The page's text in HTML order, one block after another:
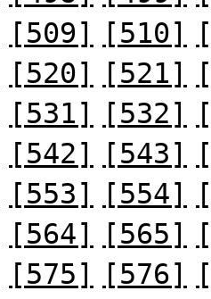
[509] [510]
[520] [521]
[531] [532]
[542] [543]
[553] [554]
[564] [565]
[575] [576]